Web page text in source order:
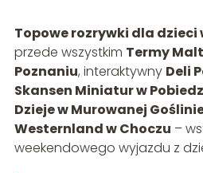
Topowe rozrywki dla dzieci
przede wszystkim Termy
Poznaniu, interaktywny Deli
Skansen Miniatur w
Dzieje w Murowanej
Westernland w Choczu –
weekendowego wyjazdu z